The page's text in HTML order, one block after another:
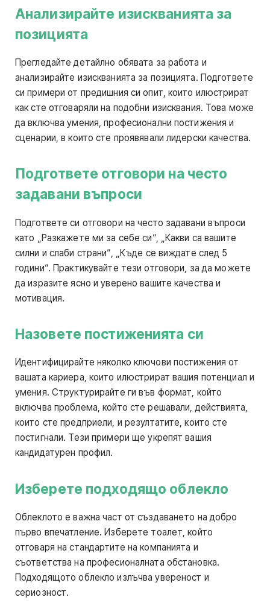
Анализирайте изискванията за
позицията
Прегледайте детайлно обявата за работа и
анализирайте изискванията за позицията. Подгответе
си примери от предишния си опит, които илюстрират
как сте отговаряли на подобни изисквания. Това може
да включва умения, професионални постижения и
сценарии, в които сте проявявали лидерски качества.
Подгответе отговори на често
задавани въпроси
Подгответе си отговори на често задавани въпроси
като „Разкажете ми за себе си“, „Какви са вашите
силни и слаби страни“, „Къде се виждате след 5
години“. Практикувайте тези отговори, за да можете
да изразите ясно и уверено вашите качества и
мотивация.
Назовете постиженията си
Идентифицирайте няколко ключови постижения от
вашата кариера, които илюстрират вашия потенциал и
умения. Структурирайте ги във формат, който
включва проблема, който сте решавали, действията,
които сте предприели, и резултатите, които сте
постигнали. Тези примери ще укрепят вашия
кандидатурен профил.
Изберете подходящо облекло
Облеклото е важна част от създаването на добро
първо впечатление. Изберете тоалет, който
отговаря на стандартите на компанията и
съответства на професионалната обстановка.
Подходящото облекло излъчва увереност и
сериозност.